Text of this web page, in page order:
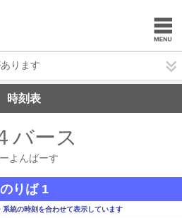
ります
時刻表
バース
よんばーす
のりば 1
統の時刻を合わせて表示しています